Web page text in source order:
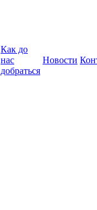
Как до
нас
добраться
Новости